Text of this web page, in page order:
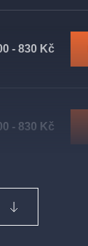
- 830 Kč
- 830 Kč